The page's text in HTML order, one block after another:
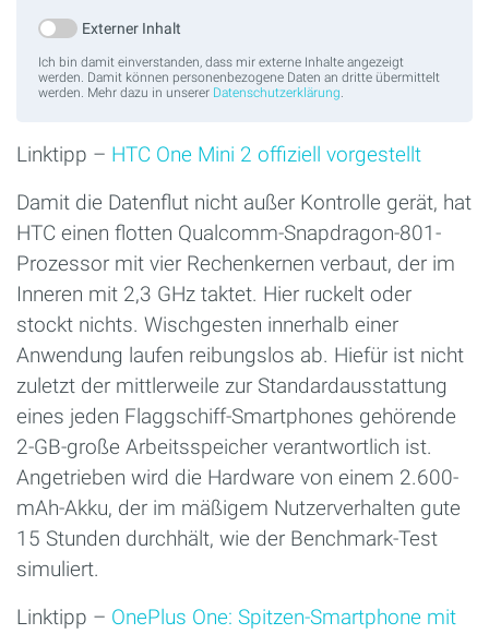
Externer Inhalt
Ich bin damit einverstanden, dass mir externe Inhalte angezeigt
werden. Damit können personenbezogene Daten an dritte übermittelt
werden. Mehr dazu in unserer Datenschutzerklärung
Linktipp – HTC One Mini 2 offiziell vorgestellt
Damit die Datenflut nicht außer Kontrolle gerät, hat
HTC einen flotten Qualcomm-Snapdragon-801-
Prozessor mit vier Rechenkernen verbaut, der im
Inneren mit 2,3 GHz taktet. Hier ruckelt oder
stockt nichts. Wischgesten innerhalb einer
Anwendung laufen reibungslos ab. Hiefür ist nicht
zuletzt der mittlerweile zur Standardausstattung
eines jeden Flaggschiff-Smartphones gehörende
2-GB-große Arbeitsspeicher verantwortlich ist.
Angetrieben wird die Hardware von einem 2.600-
mAh-Akku, der im mäßigem Nutzerverhalten gute
15 Stunden durchhält, wie der Benchmark-Test
simuliert.
Linktipp – OnePlus One: Spitzen-Smartphone mit